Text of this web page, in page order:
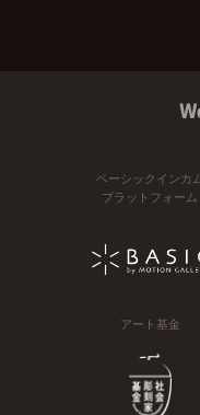
ベーシックインカ
プラットフォーム
アート基金